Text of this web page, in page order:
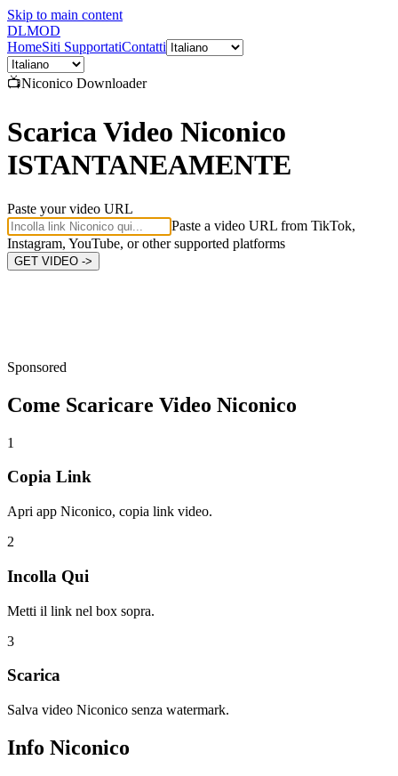
Skip to main content
DLMOD
HomeSiti SupportatiContatti
📺Niconico Downloader
Scarica Video Niconico
ISTANTANEAMENTE
Paste your video URL
Paste a video URL from TikTok,
Instagram, YouTube, or other supported platforms
GET VIDEO ->
Sponsored
Come Scaricare Video Niconico
1
Copia Link
Apri app Niconico, copia link video.
2
Incolla Qui
Metti il link nel box sopra.
3
Scarica
Salva video Niconico senza watermark.
Info Niconico